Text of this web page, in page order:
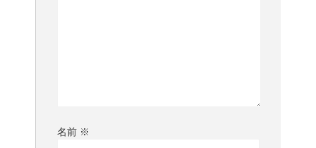
名前 ※